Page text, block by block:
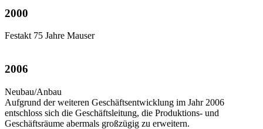
2000
Festakt 75 Jahre Mauser
2006
Neubau/Anbau
Aufgrund der weiteren Geschäftsentwicklung im Jahr 2006
entschloss sich die Geschäftsleitung, die Produktions- und
Geschäftsräume abermals großzügig zu erweitern.